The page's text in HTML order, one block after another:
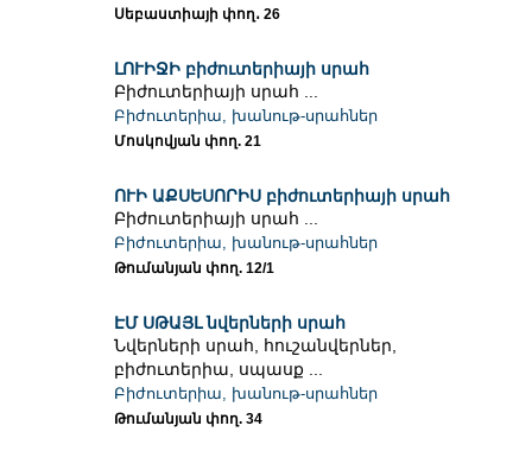
Սեբաստիայի փող․ 26
ԼՈՒԻՋԻ բիժուտերիայի սրահ
Բիժուտերիայի սրահ ...
Բիժուտերիա, խանութ-սրահներ
Մոսկովյան փող. 21
ՈՒԻ ԱՔՍԵՍՈՐԻՍ բիժուտերիայի սրահ
Բիժուտերիայի սրահ ...
Բիժուտերիա, խանութ-սրահներ
Թումանյան փող. 12/1
ԷՄ ՍԹԱՅԼ նվերների սրահ
Նվերների սրահ, հուշանվերներ,
բիժուտերիա, սպասք ...
Բիժուտերիա, խանութ-սրահներ
Թումանյան փող. 34